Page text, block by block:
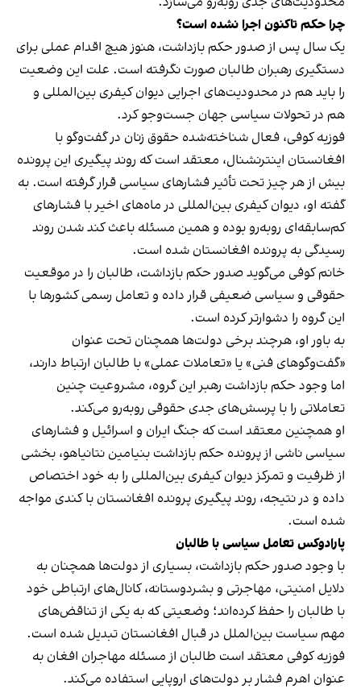
چرا حکم تاکنون اجرا نشده است؟
یک سال پس از صدور حکم بازداشت، هنوز هیچ اقدام عملی برای
دستگیری رهبران طالبان صورت نگرفته است. علت این وضعیت
را باید هم در محدودیت‌های اجرایی دیوان کیفری بین‌المللی و
هم در تحولات سیاسی جهان جست‌وجو کرد.
فوزیه کوفی، فعال شناخته‌شده حقوق زنان در گفت‌وگو با
افغانستان اینترنشنال، معتقد است که روند پیگیری این پرونده
بیش از هر چیز تحت تأثیر فشارهای سیاسی قرار گرفته است. به
گفته او، دیوان کیفری بین‌المللی در ماه‌های اخیر با فشارهای
کم‌سابقه‌ای روبه‌رو بوده و همین مسئله باعث کند شدن روند
رسیدگی به پرونده افغانستان شده است.
خانم کوفی می‌گوید صدور حکم بازداشت، طالبان را در موقعیت
حقوقی و سیاسی ضعیفی قرار داده و تعامل رسمی کشورها با
این گروه را دشوارتر کرده است.
به باور او، هرچند برخی دولت‌ها همچنان تحت عنوان
«گفت‌وگوهای فنی» یا «تعاملات عملی» با طالبان ارتباط دارند،
اما وجود حکم بازداشت رهبر این گروه، مشروعیت چنین
تعاملاتی را با پرسش‌های جدی حقوقی روبه‌رو می‌کند.
او همچنین معتقد است که جنگ ایران و اسرائیل و فشارهای
سیاسی ناشی از پرونده حکم بازداشت بنیامین نتانیاهو، بخشی
از ظرفیت و تمرکز دیوان کیفری بین‌المللی را به خود اختصاص
داده و در نتیجه، روند پیگیری پرونده افغانستان با کندی مواجه
شده است.
پارادوکس تعامل سیاسی با طالبان
با وجود صدور حکم بازداشت، بسیاری از دولت‌ها همچنان به
دلایل امنیتی، مهاجرتی و بشردوستانه، کانال‌های ارتباطی خود
با طالبان را حفظ کرده‌اند؛ وضعیتی که به یکی از تناقض‌های
مهم سیاست بین‌الملل در قبال افغانستان تبدیل شده است.
فوزیه کوفی معتقد است طالبان از مسئله مهاجران افغان به
عنوان اهرم فشار بر دولت‌های اروپایی استفاده می‌کند.